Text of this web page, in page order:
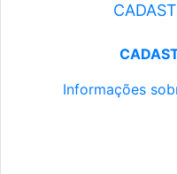
Informações